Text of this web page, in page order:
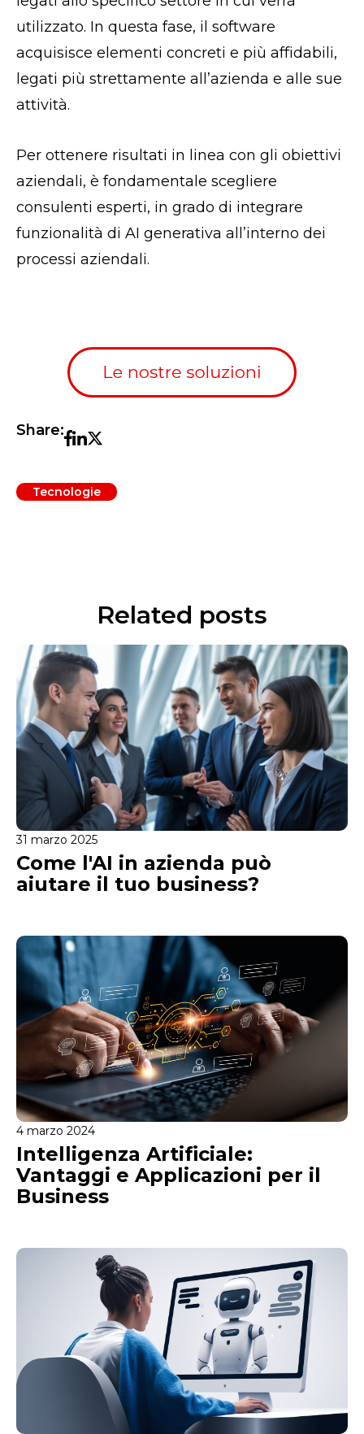
utilizzato. In questa fase, il software
acquisisce elementi concreti e più affidabili,
legati più strettamente all’azienda e alle sue
attività.
Per ottenere risultati in linea con gli obiettivi
aziendali, è fondamentale scegliere
consulenti esperti, in grado di integrare
funzionalità di AI generativa all’interno dei
processi aziendali.
Share:
Tecnologie
Related posts
31 marzo 2025
Come l'AI in azienda può
aiutare il tuo business?
4 marzo 2024
Intelligenza Artificiale:
Vantaggi e Applicazioni per il
Business